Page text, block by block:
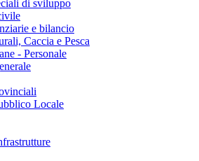
di sviluppo
e bilancio
Caccia e Pesca
- Personale
Locale